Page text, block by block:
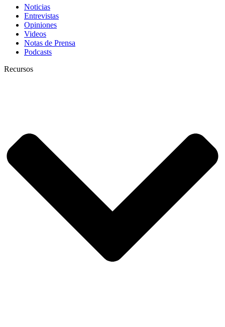
Noticias
Entrevistas
Opiniones
Videos
Notas de Prensa
Podcasts
Recursos